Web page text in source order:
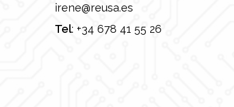
irene@reusa.es
Tel: +34 678 41 55 26